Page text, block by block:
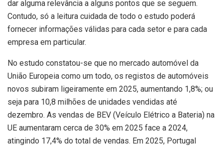
dar alguma relevância a alguns pontos que se seguem.
Contudo, só a leitura cuidada de todo o estudo poderá
fornecer informações válidas para cada setor e para cada
empresa em particular.
No estudo constatou-se que no mercado automóvel da
União Europeia como um todo, os registos de automóveis
novos subiram ligeiramente em 2025, aumentando 1,8%; ou
seja para 10,8 milhões de unidades vendidas até
dezembro. As vendas de BEV (Veículo Elétrico a Bateria) na
UE aumentaram cerca de 30% em 2025 face a 2024,
atingindo 17,4% do total de vendas. Em 2025, Portugal